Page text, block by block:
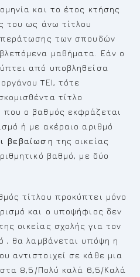
και το έτος κτήσης
του ως άνω τίτλου
περάτωσης των σπουδών
μαθήματα. Εάν ο
από υποβληθείσα
TΕΙ, τότε
τίτλο
ο βαθμός εκφράζεται
ή με ακέραιο αριθμό
βεβαίωση της οικείας
βαθμό, με δύο
τίτλου προκύπτει μόνο
και ο υποψήφιος δεν
οικείας σχολής για τον
, θα λαμβάνεται υπόψη η
αντιστοιχεί σε κάθε μια
8,5/Πολύ καλά 6,5/Καλά